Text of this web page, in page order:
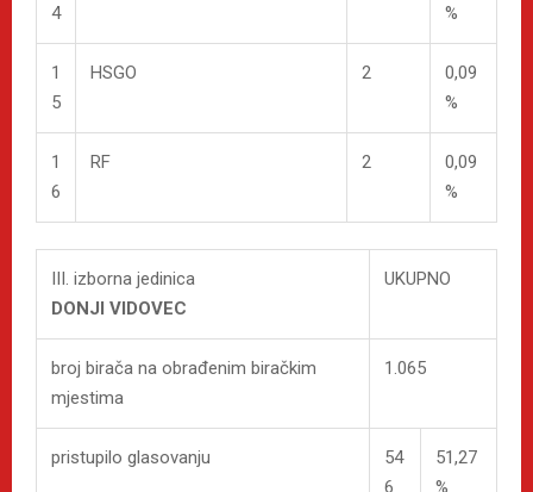
4
%
1
5
HSGO 2
0,09
%
1
6
RF 2
0,09
%
III. izborna jedinica
DONJI VIDOVEC
UKUPNO
broj birača na obrađenim biračkim
mjestima
1.065
pristupilo glasovanju
54
6
51,27
%